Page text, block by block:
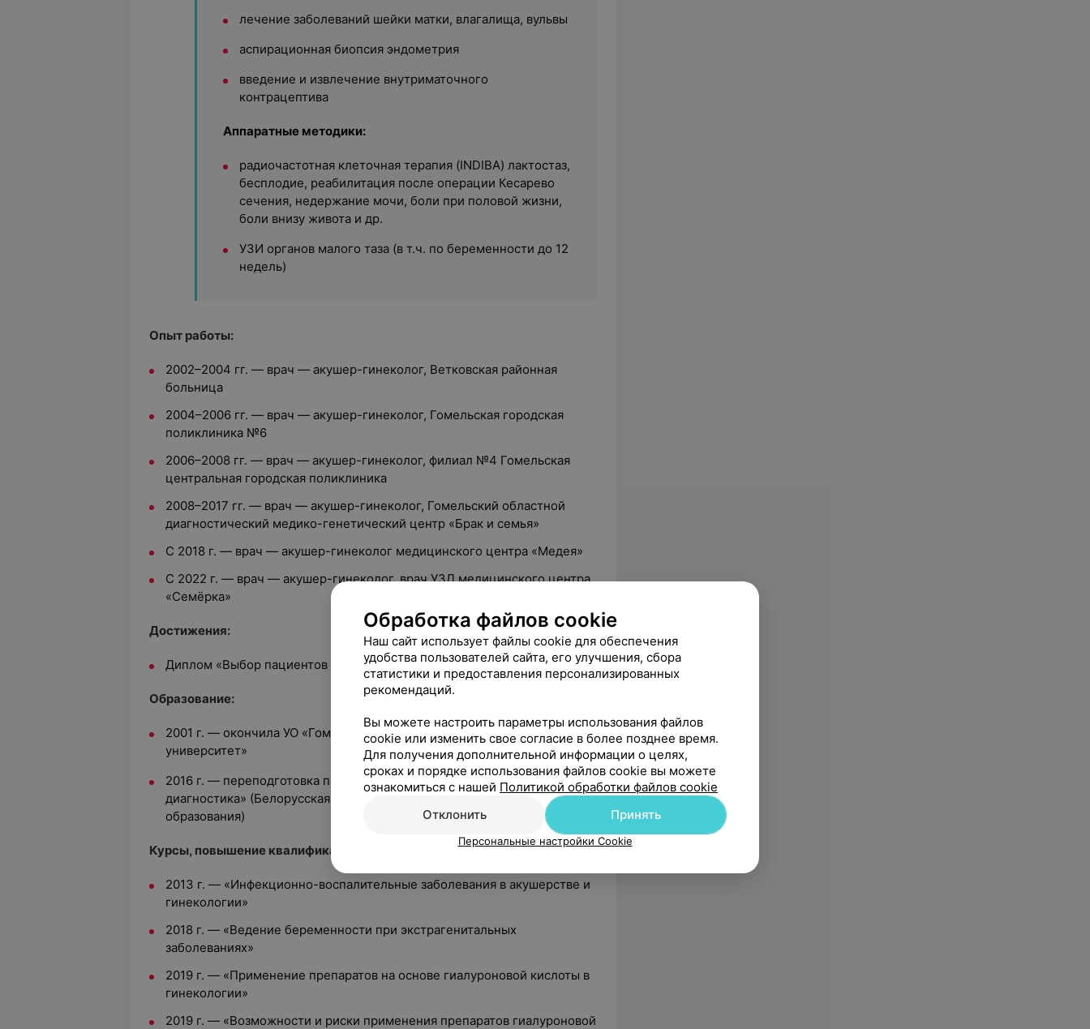
лечение заболеваний шейки матки, влагалища, вульвы
аспирационная биопсия эндометрия
введение и извлечение внутриматочного
контрацептива
Аппаратные методики:
радиочастотная клеточная терапия (INDIBA) лактостаз,
бесплодие, реабилитация после операции Кесарево
сечения, недержание мочи, боли при половой жизни,
боли внизу живота и др.
УЗИ органов малого таза (в т.ч. по беременности до 12
недель)
Опыт работы:
2002–2004 гг. — врач — акушер-гинеколог, Ветковская районная
больница
2004–2006 гг. — врач — акушер-гинеколог, Гомельская городская
поликлиника №6
2006–2008 гг. — врач — акушер-гинеколог, филиал №4 Гомельская
центральная городская поликлиника
2008–2017 гг. — врач — акушер-гинеколог, Гомельский областной
диагностический медико-генетический центр «Брак и семья»
С 2018 г. — врач — акушер-гинеколог медицинского центра «Медея»
С 2022 г. — врач — акушер-гинеколог, врач УЗД медицинского центра
«Семёрка»
Достижения:
Диплом «Выбор пациентов 103.by»
Образование:
2001 г. — окончила УО «Гомельский государственный медицинский
университет»
2016 г. — переподготовка по специальности «Ультразвуковая
диагностика» (Белорусская медицинская академия последипломного
образования)
Курсы, повышение квалификации:
2013 г. — «Инфекционно-воспалительные заболевания в акушерстве и
гинекологии»
2018 г. — «Ведение беременности при экстрагенитальных
заболеваниях»
2019 г. — «Применение препаратов на основе гиалуроновой кислоты в
гинекологии»
2019 г. — «Возможности и риски применения препаратов гиалуроновой
Обработка файлов cookie
Наш сайт использует файлы cookie для обеспечения
удобства пользователей сайта, его улучшения, сбора
статистики и предоставления персонализированных
рекомендаций.
Вы можете настроить параметры использования файлов
cookie или изменить свое согласие в более позднее время.
Для получения дополнительной информации о целях,
сроках и порядке использования файлов cookie вы можете
ознакомиться с нашей Политикой обработки файлов cookie
Отклонить
Принять
Персональные настройки Cookie